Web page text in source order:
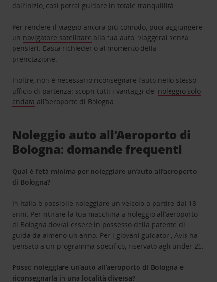
dall’inizio, così potrai guidare in totale tranquillità.
Per rendere il viaggio ancora più comodo, puoi aggiungere
un navigatore satellitare alla tua auto: viaggerai senza
pensieri. Basta richiederlo al momento della
prenotazione.
Inoltre, non è necessario riconsegnare l’auto nello stesso
ufficio di partenza: scopri tutti i vantaggi del noleggio solo
andata all’aeroporto di Bologna.
Noleggio auto all’Aeroporto di
Bologna: domande frequenti
Qual è l’età minima per noleggiare un’auto all’aeroporto
di Bologna?
In Italia è possibile noleggiare un veicolo a partire dai 18
anni. Per ritirare la tua macchina a noleggio all’aeroporto
di Bologna dovrai essere in possesso della patente di
guida da almeno un anno. Per i giovani guidatori, Avis ha
pensato a un programma specifico, riservato agli under 25
Posso noleggiare un’auto all’aeroporto di Bologna e
riconsegnarla in una località diversa?